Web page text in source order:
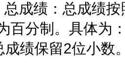
绩：总成绩按
百分制。具体为
成绩保留2位小数